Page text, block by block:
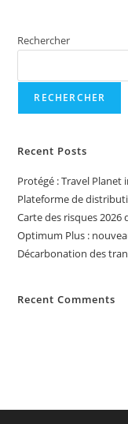
Rechercher
RECHERCHER
Recent Posts
Protégé : Travel Planet
Plateforme de
Carte des risques
Optimum Plus :
Décarbonation des
Recent Comments